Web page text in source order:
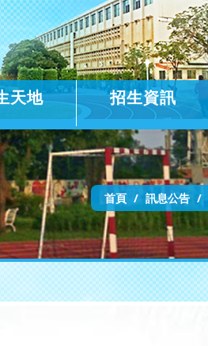
天地 招生資訊
首頁 訊息公告